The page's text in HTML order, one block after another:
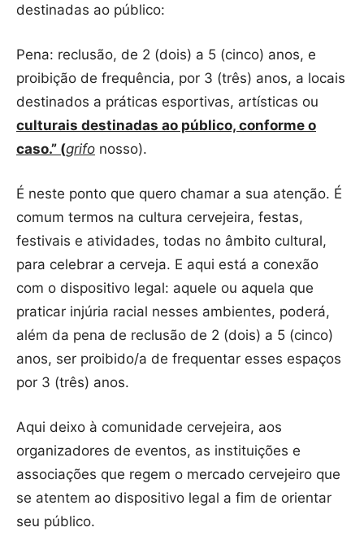
destinadas ao público:
Pena: reclusão, de 2 (dois) a 5 (cinco) anos, e
proibição de frequência, por 3 (três) anos, a locais
destinados a práticas esportivas, artísticas ou
culturais destinadas ao público, conforme o
caso.” (grifo nosso).
É neste ponto que quero chamar a sua atenção. É
comum termos na cultura cervejeira, festas,
festivais e atividades, todas no âmbito cultural,
para celebrar a cerveja. E aqui está a conexão
com o dispositivo legal: aquele ou aquela que
praticar injúria racial nesses ambientes, poderá,
além da pena de reclusão de 2 (dois) a 5 (cinco)
anos, ser proibido/a de frequentar esses espaços
por 3 (três) anos.
Aqui deixo à comunidade cervejeira, aos
organizadores de eventos, as instituições e
associações que regem o mercado cervejeiro que
se atentem ao dispositivo legal a fim de orientar
seu público.